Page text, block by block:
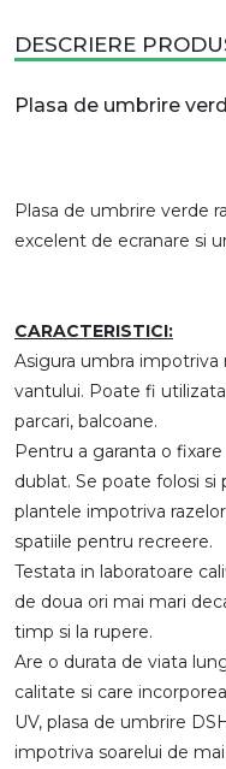
DESCRIERE
Plasa de umbrire
Plasa de umbrire verde
excelent de ecranare si
CARACTERISTICI:
Asigura umbra
vantului. Poate fi
parcari, balcoane.
Pentru a garanta o
dublat. Se poate folosi
plantele impotriva
spatiile pentru recreere.
Testata in laboratoare
de doua ori mai mari
timp si la rupere.
Are o durata de viata
calitate si care
UV, plasa de umbrire
impotriva soarelui de